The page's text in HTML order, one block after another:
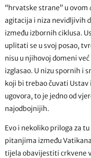
“hrvatske strane” u ovom
agitacija i niza nevidljivih
između izbornih ciklusa.
uplitati se u svoj posao,
nisu u njihovoj domeni
izglasao. U nizu spornih i
koji bi trebao čuvati
ugovora, to je jedno od
najodbojnijih.
Evo i nekoliko priloga za
pitanjima između
tijela obavijestiti crkvene